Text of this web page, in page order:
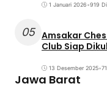
1 Januari 2026•919
05 Amsakar
Club Siap
13 Desember 2025•
Jawa Barat